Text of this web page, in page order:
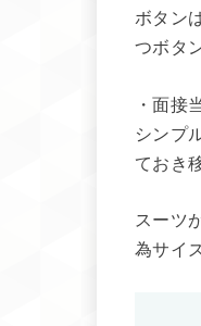
ボタン
つボタ
・面接
シンプ
ておき
スーツ
為サイ